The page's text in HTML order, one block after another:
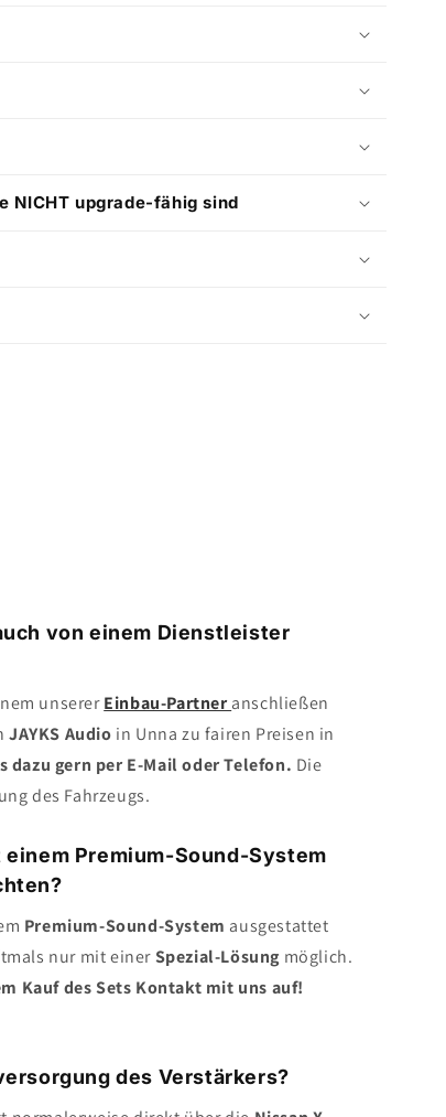
NICHT upgrade-fähig sind
von einem Dienstleister
unsererEinbau-Partneranschließen
JAYKS Audio in Unna zu fairen Preisen in
dazu gern per E-Mail oder Telefon. Die
des Fahrzeugs.
einem Premium-Sound-System
Premium-Sound-System ausgestattet
nur mit einerSpezial-Lösung möglich.
Kauf des Sets Kontakt mit uns auf!
des Verstärkers?